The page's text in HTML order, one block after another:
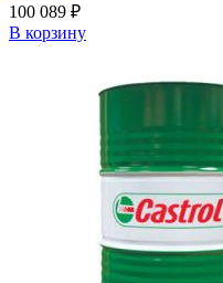
100 089 ₽
В корзину